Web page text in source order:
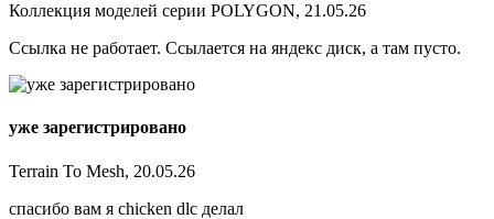
Коллекция моделей серии POLYGON, 21.05.26
Ссылка не работает. Ссылается на яндекс диск, а там пусто.
уже зарегистрировано
Terrain To Mesh, 20.05.26
спасибо вам я chicken dlc делал